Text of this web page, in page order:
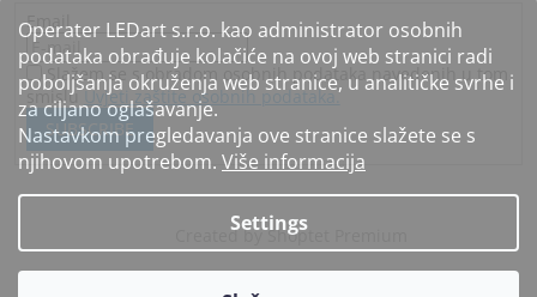
Operater LEDart s.r.o. kao administrator osobnih
podataka obrađuje kolačiće na ovoj web stranici radi
poboljšanja okruženja web stranice, u analitičke svrhe i
za ciljano oglašavanje.
Nastavkom pregledavanja ove stranice slažete se s
njihovom upotrebom. Više informacija
Settings
Email
Slažem se s obradom osobnih podataka navedenih u tom
smisluUvjeti zaštite osobnih podataka.
SUBSCRIBE
Created by Shoptet Premium